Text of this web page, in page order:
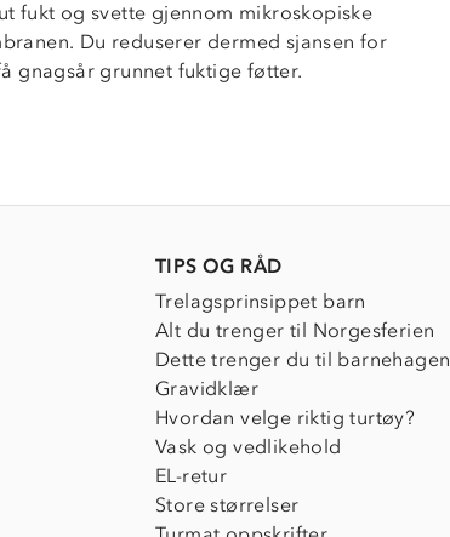
fukt og svette gjennom mikroskopiske
Du reduserer dermed sjansen for
gnagsår grunnet fuktige føtter.
TIPS OG RÅD
Trelagsprinsippet barn
Alt du trenger til Norgesferien
Dette trenger du til barnehagen
Gravidklær
Hvordan velge riktig turtøy?
Vask og vedlikehold
EL-retur
Store størrelser